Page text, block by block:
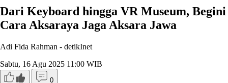
Dari Keyboard hingga VR Museum, Begini
Cara Aksaraya Jaga Aksara Jawa
Adi Fida Rahman - detikInet
Sabtu, 16 Agu 2025 11:00 WIB
0